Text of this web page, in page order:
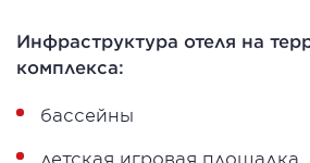
Инфраструктура отеля на
комплекса:
бассейны
детская игровая площадка